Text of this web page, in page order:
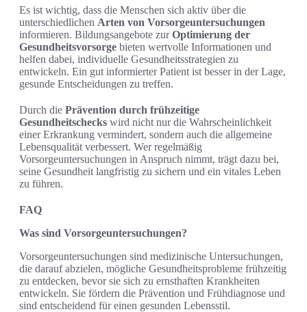
Es ist wichtig, dass die Menschen sich aktiv über die
unterschiedlichen Arten von Vorsorgeuntersuchungen
informieren. Bildungsangebote zurOptimierung der
Gesundheitsvorsorge bieten wertvolle Informationen und
helfen dabei, individuelle Gesundheitsstrategien zu
entwickeln. Ein gut informierter Patient ist besser in der Lage,
gesunde Entscheidungen zu treffen.
Durch die Prävention durch frühzeitige
Gesundheitschecks wird nicht nur die Wahrscheinlichkeit
einer Erkrankung vermindert, sondern auch die allgemeine
Lebensqualität verbessert. Wer regelmäßig
Vorsorgeuntersuchungen in Anspruch nimmt, trägt dazu bei,
seine Gesundheit langfristig zu sichern und ein vitales Leben
zu führen.
FAQ
Was sind Vorsorgeuntersuchungen?
Vorsorgeuntersuchungen sind medizinische Untersuchungen,
die darauf abzielen, mögliche Gesundheitsprobleme frühzeitig
zu entdecken, bevor sie sich zu ernsthaften Krankheiten
entwickeln. Sie fördern die Prävention und Frühdiagnose und
sind entscheidend für einen gesunden Lebensstil.